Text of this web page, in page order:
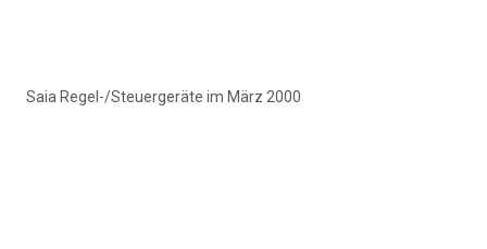
Saia Regel-/Steuergeräte im März 2000